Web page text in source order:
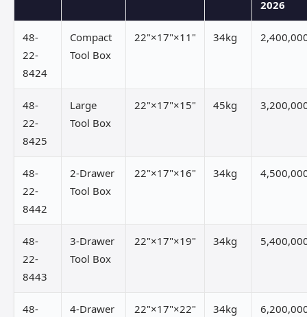
2026
48-
22-
8424
Compact
Tool Box
22"×17"×11" 34kg
48-
22-
8425
Large
Tool Box
22"×17"×15" 45kg
48-
22-
8442
2-Drawer
Tool Box
22"×17"×16" 34kg
48-
22-
8443
3-Drawer
Tool Box
22"×17"×19" 34kg
48-
4-Drawer
22"×17"×22" 34kg